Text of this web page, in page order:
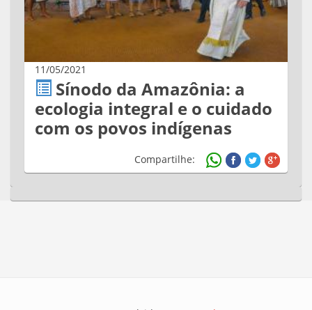
11/05/2021
Sínodo da Amazônia: a
ecologia integral e o cuidado
com os povos indígenas
Compartilhe: